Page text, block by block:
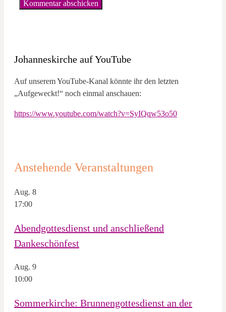
Johanneskirche auf YouTube
Auf unserem YouTube-Kanal könnte ihr den letzten
„Aufgeweckt!“ noch einmal anschauen:
https://www.youtube.com/watch?v=SyIQqw53o50
Anstehende Veranstaltungen
Aug. 8
17:00
Abendgottesdienst und anschließend
Dankeschönfest
Aug. 9
10:00
Sommerkirche: Brunnengottesdienst an der